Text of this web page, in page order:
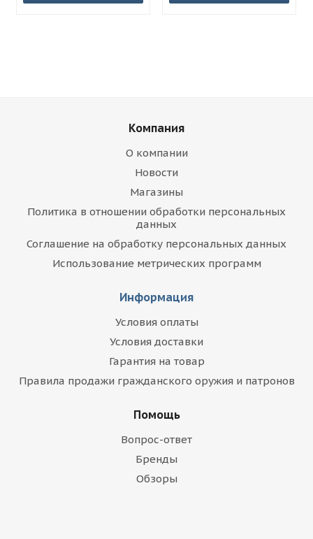
Компания
О компании
Новости
Магазины
Политика в отношении обработки персональных
данных
Соглашение на обработку персональных данных
Использование метрических программ
Информация
Условия оплаты
Условия доставки
Гарантия на товар
Правила продажи гражданского оружия и патронов
Помощь
Вопрос-ответ
Бренды
Обзоры